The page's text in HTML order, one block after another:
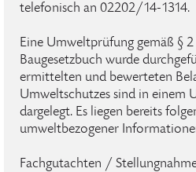
telefonisch an 02202/14-1314.
Eine Umweltprüfung gemäß § 2
Baugesetzbuch wurde
ermittelten und bewerteten
Umweltschutzes sind in einem
dargelegt. Es liegen bereits
umweltbezogener
Fachgutachten /